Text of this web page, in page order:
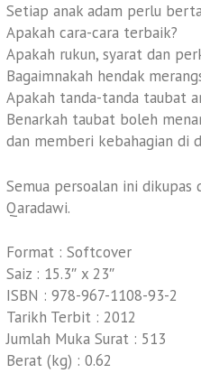
Setiap anak adam perlu
Apakah cara-cara terbaik?
Apakah rukun, syarat dan
Bagaimnakah hendak
Apakah tanda-tanda taubat
Benarkah taubat boleh
dan memberi kebahagian di
Semua persoalan ini
Qaradawi.
Format : Softcover
Saiz : 15.3″ x 23″
ISBN : 978-967-1108-93-2
Tarikh Terbit : 2012
Jumlah Muka Surat : 513
Berat (kg) : 0.62